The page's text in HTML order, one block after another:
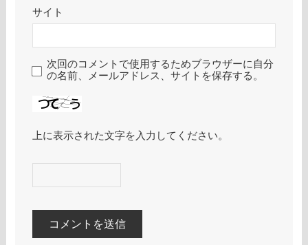
サイト
次回のコメントで使用するためブラウザーに自分
の名前、メールアドレス、サイトを保存する。
上に表示された文字を入力してください。